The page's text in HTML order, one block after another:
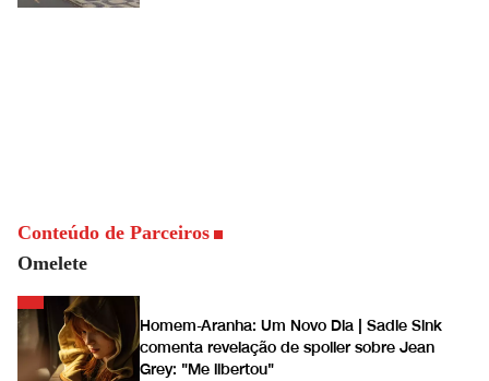
Conteúdo de Parceiros
Omelete
Homem-Aranha: Um Novo Dia | Sadie Sink
comenta revelação de spoiler sobre Jean
Grey: "Me libertou"